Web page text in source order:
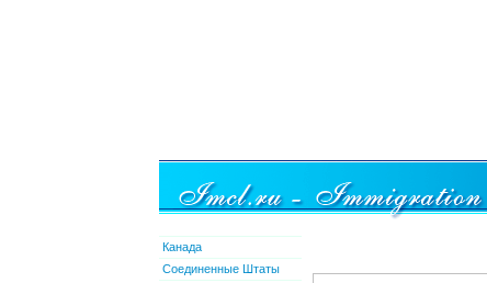
Канада
Соединенные Штаты